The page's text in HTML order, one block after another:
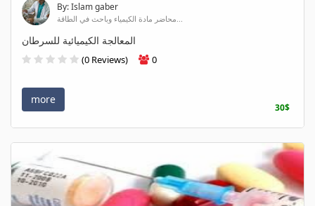
By: Islam gaber
محاضر مادة الكيمياء وباحث في الطاقة...
المعالجة الكيميائية للسرطان
(0 Reviews) 0
more
30$